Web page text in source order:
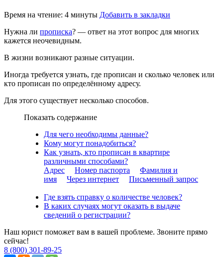
Время на чтение: 4 минуты Добавить в закладки
Нужна ли прописка? — ответ на этот вопрос для многих
кажется неочевидным.
В жизни возникают разные ситуации.
Иногда требуется узнать, где прописан и сколько человек или
кто прописан по определённому адресу.
Для этого существует несколько способов.
Показать содержание
Для чего необходимы данные?
Кому могут понадобиться?
Как узнать, кто прописан в квартире
различными способами?
Адрес
Номер паспорта
Фамилия и
имя
Через интернет Письменный запрос
Где взять справку о количестве человек?
В каких случаях могут оказать в выдаче
сведений о регистрации?
Наш юрист поможет вам в вашей проблеме. Звоните прямо
сейчас!
8 (800) 301-89-25